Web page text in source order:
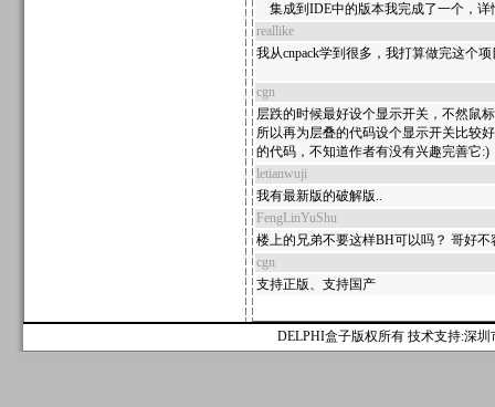
集成到IDE中的版本我完成了一个，详
reallike
我从cnpack学到很多，我打算做完这个
cgn
层跌的时候最好设个显示开关，不然鼠
所以再为层叠的代码设个显示开关比较
的代码，不知道作者有没有兴趣完善它:)
letianwuji
我有最新版的破解版..
FengLinYuShu
楼上的兄弟不要这样BH可以吗？ 哥好
cgn
支持正版、支持国产
DELPHI盒子版权所有 技术支持:深